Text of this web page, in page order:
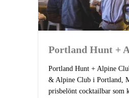
Portland Hunt +
Portland Hunt + Alpine
& Alpine Club i Portland,
prisbelönt cocktailbar som